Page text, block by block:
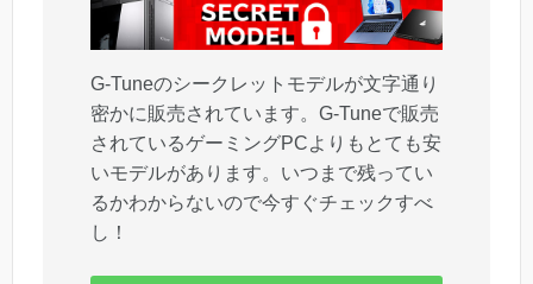
G-Tuneのシークレットモデルが文字通り
密かに販売されています。G-Tuneで販売
されているゲーミングPCよりもとても安
いモデルがあります。いつまで残ってい
るかわからないので今すぐチェックすべ
し！